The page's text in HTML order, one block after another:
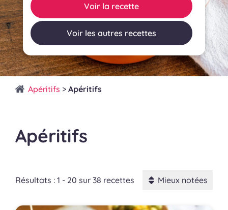
Voir la recette
Voir les autres recettes
Apéritifs > Apéritifs
Apéritifs
Résultats : 1 - 20 sur 38 recettes Mieux notées